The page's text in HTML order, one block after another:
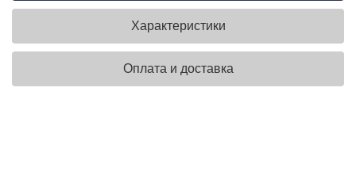
Характеристики
Оплата и доставка